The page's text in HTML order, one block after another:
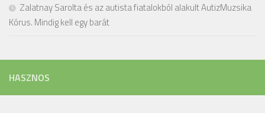
Zalatnay Sarolta és az autista fiatalokból alakult AutizMuzsika
Kórus. Mindig kell egy barát
HASZNOS